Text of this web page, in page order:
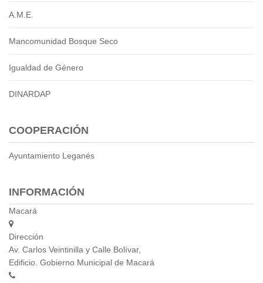
A.M.E.
Mancomunidad Bosque Seco
Igualdad de Género
DINARDAP
COOPERACIÓN
Ayuntamiento Leganés
INFORMACIÓN
Macará
Dirección
Av. Carlos Veintinilla y Calle Bolívar,
Edificio. Gobierno Municipal de Macará